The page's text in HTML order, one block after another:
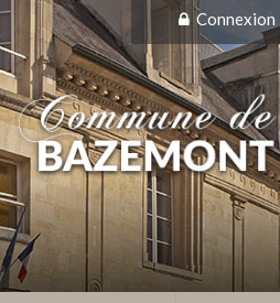
Connexion